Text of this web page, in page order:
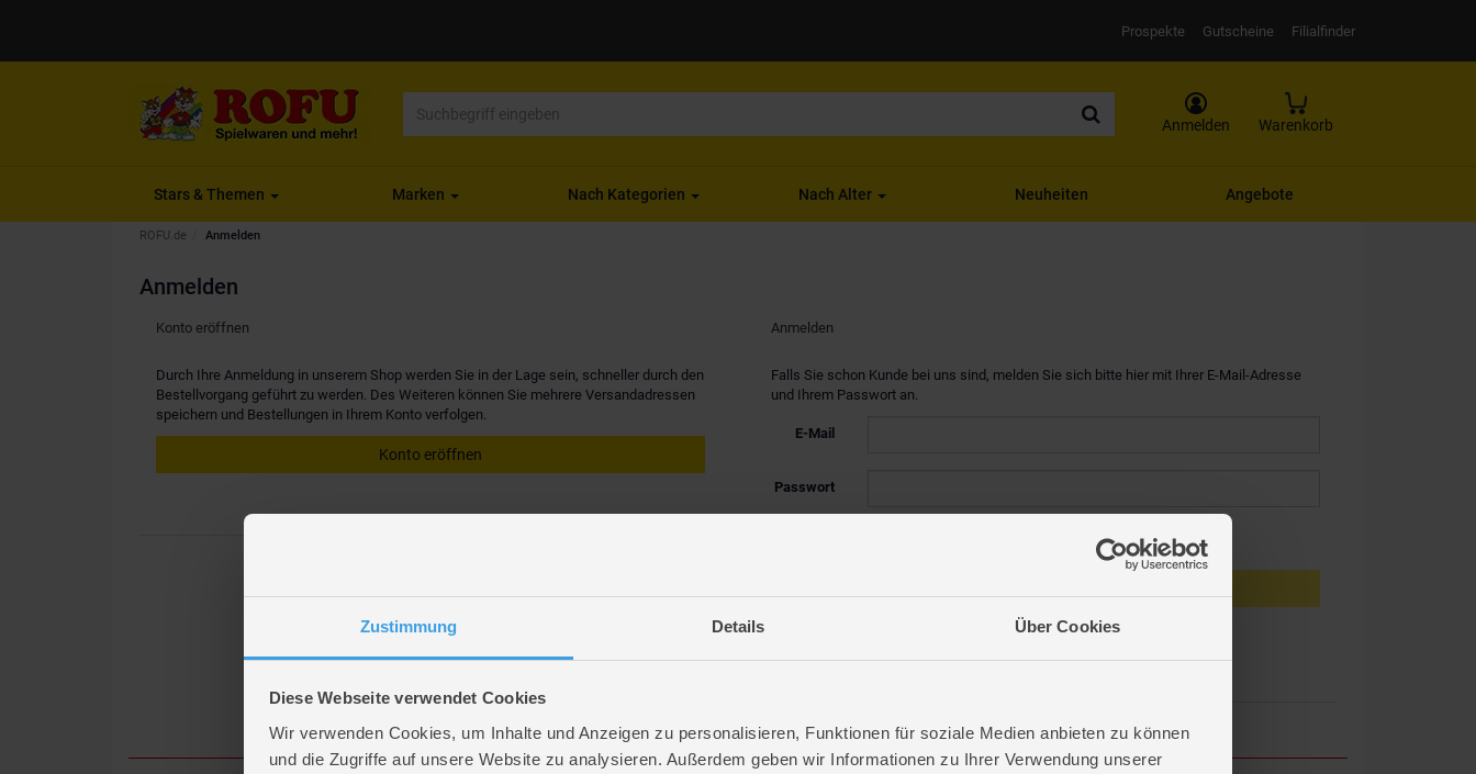
Zustimmung Details Über Cookies
Diese Webseite verwendet Cookies
Wir verwenden Cookies, um Inhalte und Anzeigen zu personalisieren, Funktionen für soziale Medien anbieten zu können
und die Zugriffe auf unsere Website zu analysieren. Außerdem geben wir Informationen zu Ihrer Verwendung unserer
Prospekte Gutscheine Filialfinder
Anmelden Warenkorb
Stars & Themen Marken Nach Kategorien Nach Alter Neuheiten Angebote
ROFU.de Anmelden
Anmelden
Anmelden
Falls Sie schon Kunde bei uns sind, melden Sie sich bitte hier mit Ihrer E-Mail-Adresse
und Ihrem Passwort an.
E-Mail
Passwort
Konto eröffnen
Durch Ihre Anmeldung in unserem Shop werden Sie in der Lage sein, schneller durch den
Bestellvorgang geführt zu werden. Des Weiteren können Sie mehrere Versandadressen
speichern und Bestellungen in Ihrem Konto verfolgen.
Konto eröffnen